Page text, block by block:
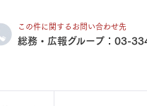
この件に関するお問い合わせ先
総務・広報グループ： 03-